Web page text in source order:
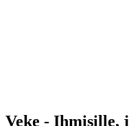
Veke - Ihmisille,